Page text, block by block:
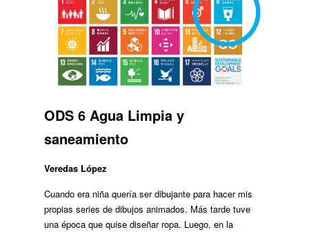
ODS 6 Agua Limpia y
saneamiento
Veredas López
Cuando era niña quería ser dibujante para hacer mis
propias series de dibujos animados. Más tarde tuve
una época que quise diseñar ropa. Luego, en la